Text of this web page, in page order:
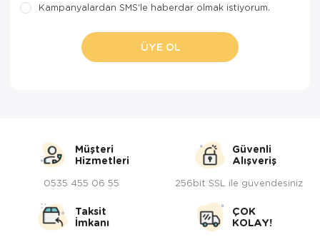
Kampanyalardan SMS'le haberdar olmak istiyorum.
ÜYE OL
Müşteri
Hizmetleri
0535 455 06 55
Güvenli
Alışveriş
256bit SSL ile güvendesiniz
Taksit
İmkanı
ÇOK
KOLAY!